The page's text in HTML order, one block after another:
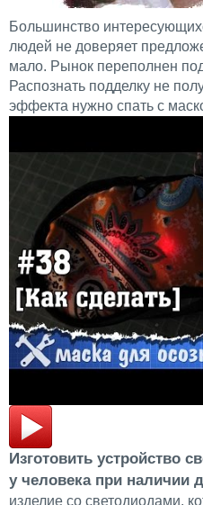
Большинство
людей не доверяет
мало. Рынок переполнен
Распознать подделку не
эффекта нужно спать с
Изготовить устройство
у человека при наличии
изделие со светодиодами,